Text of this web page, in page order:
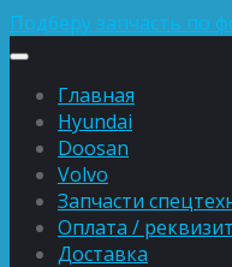
Подберу запчасть по
Главная
Hyundai
Doosan
Volvo
Запчасти
Оплата /
Доставка